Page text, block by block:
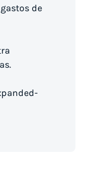
de